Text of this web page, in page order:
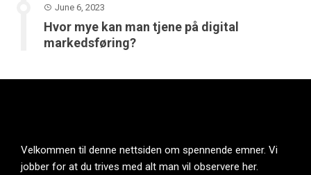
June 6, 2023
Hvor mye kan man tjene på digital
markedsføring?
Velkommen til denne nettsiden om spennende emner. Vi
jobber for at du trives med alt man vil observere her.